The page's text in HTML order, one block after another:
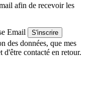
afin de recevoir les
Email S'inscrire
des données, que mes
d'être contacté en retour.